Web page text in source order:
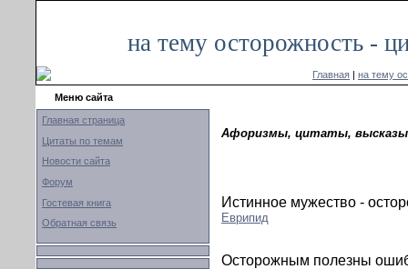
на тему осторожность -
Главная | на тему
Меню сайта
Главная страница
Цитаты по темам
Новости сайта
Форум
Гостевая книга
Обратная связь
Афоризмы, цитаты,
Истинное мужество -
Еврипид
Осторожным полезны